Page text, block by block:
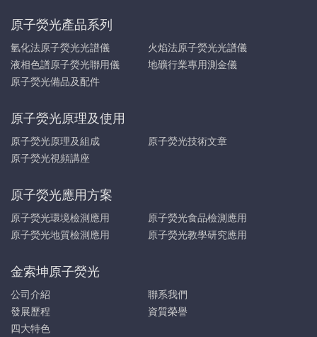
原子熒光產品系列
氫化法原子熒光光譜儀
火焰法原子熒光光譜儀
液相色譜原子熒光聯用儀
地礦行業專用測金儀
原子熒光備品及配件
原子熒光原理及使用
原子熒光原理及組成
原子熒光技術文章
原子熒光視頻講座
原子熒光應用方案
原子熒光環境檢測應用
原子熒光食品檢測應用
原子熒光地質檢測應用
原子熒光教學研究應用
金索坤原子熒光
公司介紹
聯系我們
發展歷程
資質榮譽
四大特色